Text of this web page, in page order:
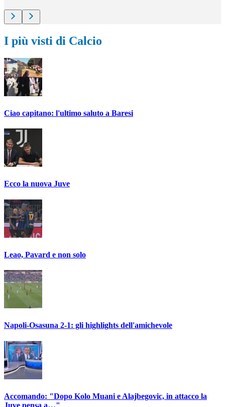
I più visti di Calcio
Ciao capitano: l'ultimo saluto a Baresi
Ecco la nuova Juve
Leao, Pavard e non solo
Napoli-Osasuna 2-1: gli highlights dell'amichevole
Accomando: "Dopo Kolo Muani e Alajbegovic, in attacco la
Juve pensa a…"